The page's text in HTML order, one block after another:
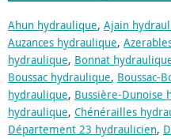
Ahun hydraulique, Ajain
Auzances hydraulique,
hydraulique, Bonnat
Boussac hydraulique, Boussac-
hydraulique, Bussière-Dunoise
hydraulique, Chénérailles
Département 23 hydraulicien,